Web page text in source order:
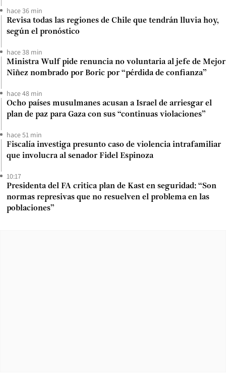
hace 36 min
Revisa todas las regiones de Chile que tendrán lluvia hoy,
según el pronóstico
hace 38 min
Ministra Wulf pide renuncia no voluntaria al jefe de Mejor
Niñez nombrado por Boric por “pérdida de confianza”
hace 48 min
Ocho países musulmanes acusan a Israel de arriesgar el
plan de paz para Gaza con sus “continuas violaciones”
hace 51 min
Fiscalía investiga presunto caso de violencia intrafamiliar
que involucra al senador Fidel Espinoza
10:17
Presidenta del FA critica plan de Kast en seguridad: “Son
normas represivas que no resuelven el problema en las
poblaciones”